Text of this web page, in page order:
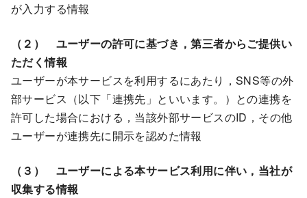
が入力する情報
（２） ユーザーの許可に基づき，第三者からご提供い
ただく情報
ユーザーが本サービスを利用するにあたり，SNS等の外
部サービス（以下「連携先」といいます。）との連携を
許可した場合における，当該外部サービスのID，その他
ユーザーが連携先に開示を認めた情報
（３） ユーザーによる本サービス利用に伴い，当社が
収集する情報